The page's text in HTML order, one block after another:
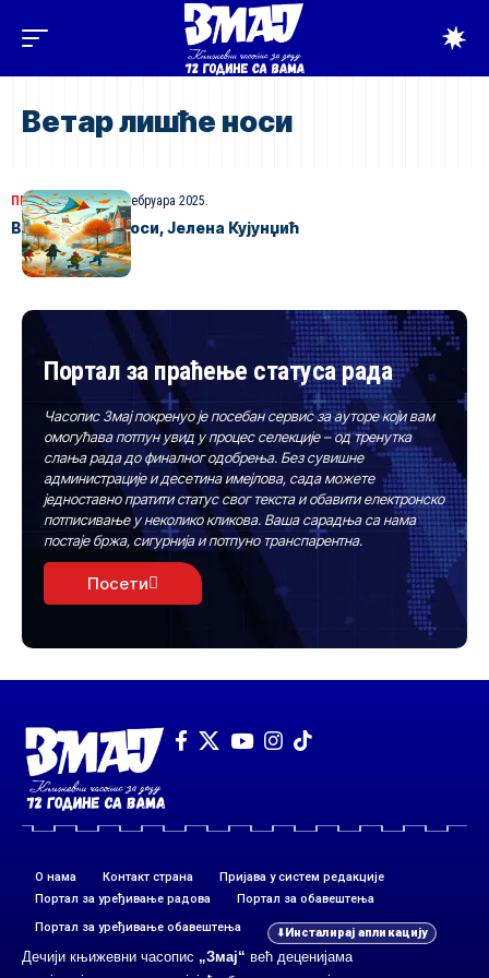
Ветар лишће носи
ПЕСМЕ ЗА ДЕЦУ3. фебруара 2025.
Ветар лишће носи, Јелена Кујунџић
Портал за праћење статуса рада
Часопис Змај покренуо је посебан сервис за ауторе који вам
омогућава потпун увид у процес селекције – од тренутка
слања рада до финалног одобрења. Без сувишне
администрације и десетина имејлова, сада можете
једноставно пратити статус свог текста и обавити електронско
потписивање у неколико кликова. Ваша сарадња са нама
постаје бржа, сигурнија и потпуно транспарентна.
Посети
О нама Контакт страна
Пријава у систем редакције
Портал за уређивање радова
Портал за обавештења
Портал за уређивање обавештења Инсталирај апликацију
Дечији књижевни часопис „Змај“ већ деценијама